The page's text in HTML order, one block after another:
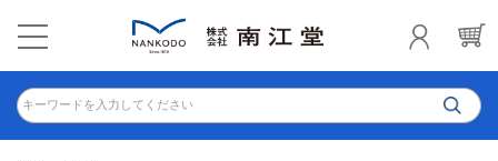
キーワードを入力してください